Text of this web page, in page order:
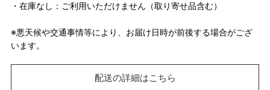
・在庫なし：ご利用いただけません（取り寄せ品含む）
※悪天候や交通事情等により、お届け日時が前後する場合がござ
います。
配送の詳細はこちら